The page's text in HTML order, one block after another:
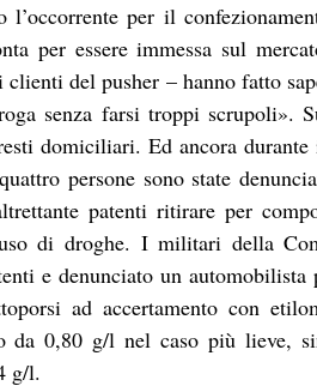
l’occorrente per il
per essere immessa sul
del pusher – hanno fatto
senza farsi troppi scrupoli».
domiciliari. Ed ancora
persone sono state
patenti ritirare per
di droghe. I militari della
e denunciato un
ad accertamento con
da 0,80 g/l nel caso più lieve,
g/l.